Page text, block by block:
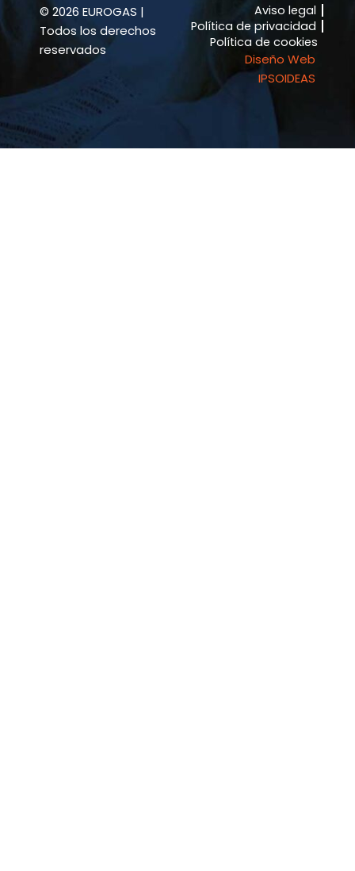
-
f
m
© 2026 EUROGAS |
Todos los derechos
reservados
Aviso legal
Política de privacidad
Política de cookies
Diseño Web
IPSOIDEAS